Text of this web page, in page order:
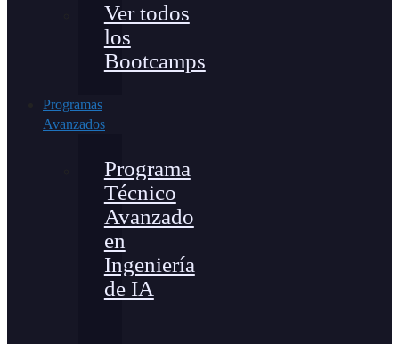
Ver todos
los
Bootcamps
Programas
Avanzados
Programa
Técnico
Avanzado
en
Ingeniería
de IA